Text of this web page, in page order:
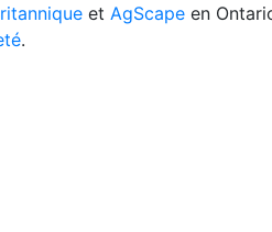
et AgScape en
.